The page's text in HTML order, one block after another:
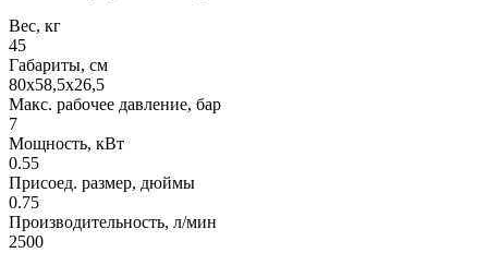
Вес, кг
45
Габариты, см
80х58,5х26,5
Макс. рабочее давление, бар
7
Мощность, кВт
0.55
Присоед. размер, дюймы
0.75
Производительность, л/мин
2500